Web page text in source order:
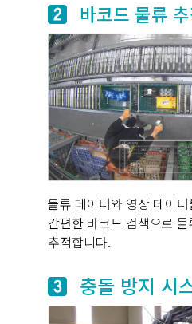
바코드 물류
물류 데이터와 영상 데이
간편한 바코드 검색으로
추적합니다.
충돌 방지 시